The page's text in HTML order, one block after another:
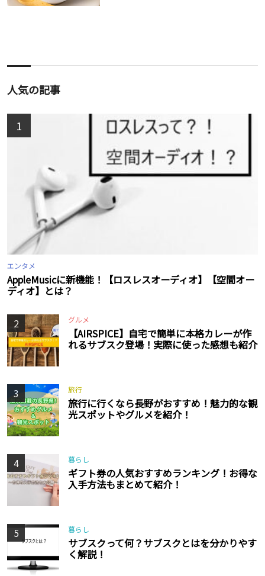
人気の記事
1
エンタメ
AppleMusicに新機能！【ロスレスオーディオ】【空間オー
ディオ】とは？
2 グルメ
【AIRSPICE】自宅で簡単に本格カレーが作
れるサブスク登場！実際に使った感想も紹介
3 旅行
旅行に行くなら長野がおすすめ！魅力的な観
光スポットやグルメを紹介！
4 暮らし
ギフト券の人気おすすめランキング！お得な
入手方法もまとめて紹介！
5 暮らし
サブスクって何？サブスクとはを分かりやす
く解説！